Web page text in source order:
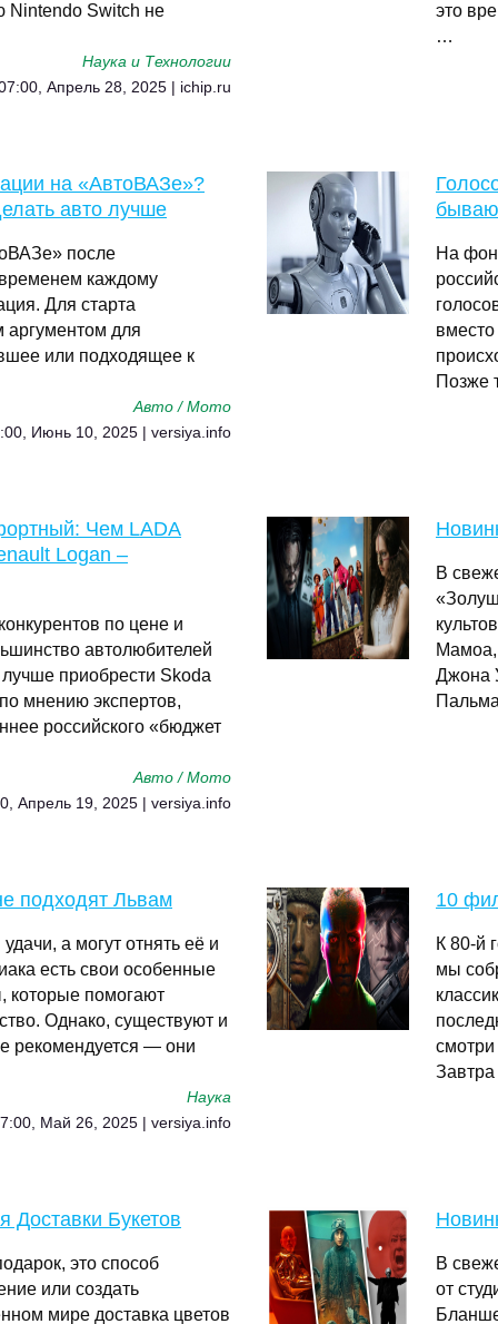
Nintendo Switch не
Наука и Технологии
Апрель 28, 2025 | ichip.ru
это
…
на «АвтоВАЗе»?
авто лучше
после
каждому
Для старта
аргументом для
или подходящее к
Авто / Мото
Июнь 10, 2025 | versiya.info
На
Позже
Чем LADA
Logan –
по цене и
автолюбителей
приобрести Skoda
мнению экспертов,
российского «бюджет
Авто / Мото
Апрель 19, 2025 | versiya.info
В
Мамоа,
Джона
подходят Львам
а могут отнять её и
есть свои особенные
которые помогают
Однако, существуют и
рекомендуется — они
Наука
Май 26, 2025 | versiya.info
10
К 80-й
мы
Доставки Букетов
это способ
или создать
мире доставка цветов
В
от